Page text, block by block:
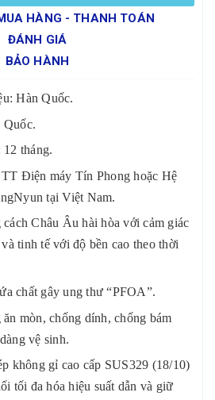
HÀNG - THANH TOÁN
ĐÁNH GIÁ
BẢO HÀNH
Hàn Quốc.
Quốc.
tháng.
Điện máy Tín Phong hoặc Hệ
tại Việt Nam.
Châu Âu hài hòa với cảm giác
tinh tế với độ bền cao theo thời
chất gây ung thư “PFOA”.
mòn, chống dính, chống bám
vệ sinh.
không gỉ cao cấp SUS329 (18/10)
tối đa hóa hiệu suất dẫn và giữ